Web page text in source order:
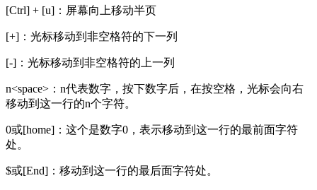
[Ctrl] + [u]：屏幕向上移动半页
[+]：光标移动到非空格符的下一列
[-]：光标移动到非空格符的上一列
n<space>：n代表数字，按下数字后，在按空格，光标会向右
移动到这一行的n个字符。
0或[home]：这个是数字0，表示移动到这一行的最前面字符
处。
$或[End]：移动到这一行的最后面字符处。